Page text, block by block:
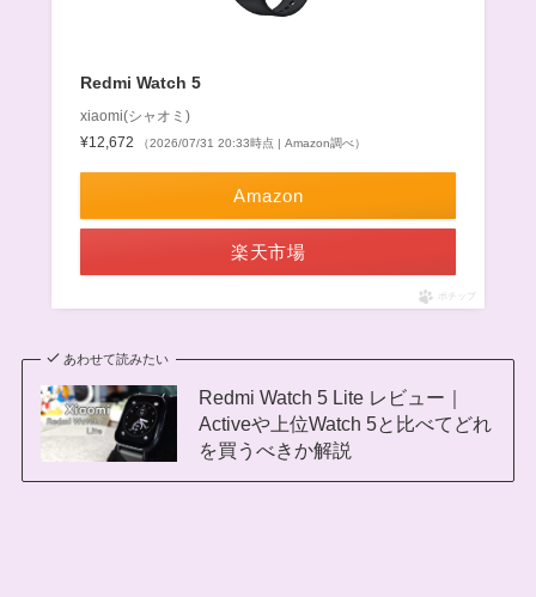
Redmi Watch 5
xiaomi(シャオミ)
¥12,672
（2026/07/31 20:33時点 | Amazon調べ）
Amazon
楽天市場
ポチップ
あわせて読みたい
Redmi Watch 5 Lite レビュー｜
Activeや上位Watch 5と比べてどれ
を買うべきか解説